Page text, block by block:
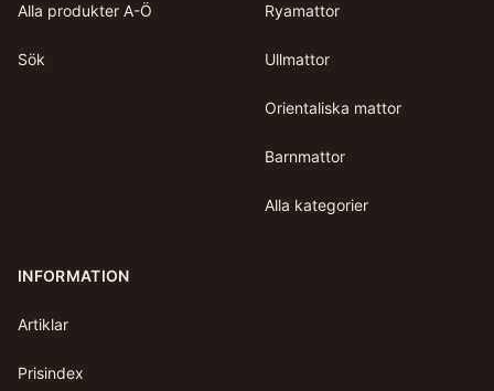
Alla produkter A-Ö
Sök
Ryamattor
Ullmattor
Orientaliska mattor
Barnmattor
Alla kategorier
INFORMATION
Artiklar
Prisindex